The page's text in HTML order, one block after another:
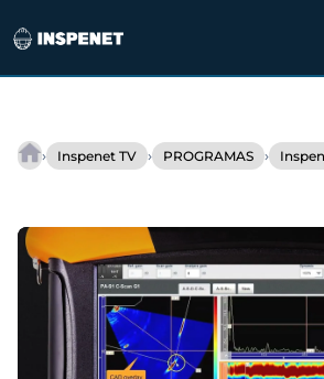
contenido
› Inspenet TV › PROGRAMAS ›
INSPENET